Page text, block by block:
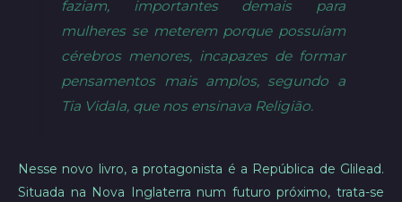
faziam, importantes demais para
mulheres se meterem porque possuíam
cérebros menores, incapazes de formar
pensamentos mais amplos, segundo a
Tia Vidala, que nos ensinava Religião.
Nesse novo livro, a protagonista é a República de Glilead.
Situada na Nova Inglaterra num futuro próximo, trata-se